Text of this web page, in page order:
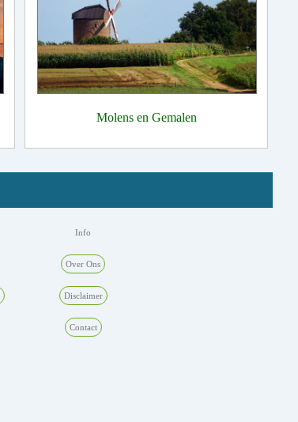
Molens en Gemalen
Info
Over Ons
Disclaimer
Contact